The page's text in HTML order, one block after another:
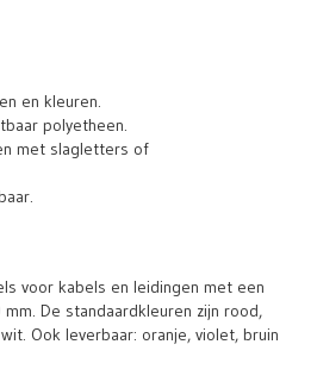
en kleuren.
polyetheen.
met slagletters of
voor kabels en leidingen met een
De standaardkleuren zijn rood,
Ook leverbaar: oranje, violet, bruin